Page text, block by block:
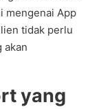
mengenai App
tidak perlu
akan
yang